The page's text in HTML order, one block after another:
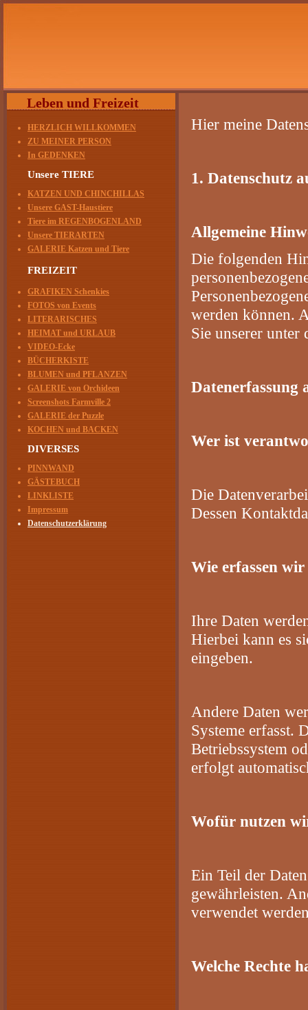
Leben und Freizeit
HERZLICH WILLKOMMEN
ZU MEINER PERSON
In GEDENKEN
Unsere TIERE
KATZEN UND CHINCHILLAS
Unsere GAST-Haustiere
Tiere im REGENBOGENLAND
Unsere TIERARTEN
GALERIE Katzen und Tiere
FREIZEIT
GRAFIKEN Schenkies
FOTOS von Events
LITERARISCHES
HEIMAT und URLAUB
VIDEO-Ecke
BÜCHERKISTE
BLUMEN und PFLANZEN
GALERIE von Orchideen
Screenshots Farmville 2
GALERIE der Puzzle
KOCHEN und BACKEN
DIVERSES
PINNWAND
GÄSTEBUCH
LINKLISTE
Impressum
Datenschutzerklärung
Hier meine
1. Datenschutz
Allgemeine
Die folgenden
werden können.
Sie unserer unter
Datenerfassung
Wer ist
Die
Dessen
Wie erfassen
Ihre Daten
Hierbei kann es
eingeben.
Andere Daten
Systeme erfasst.
Betriebssystem
erfolgt
Wofür nutzen
Ein Teil der
gewährleisten.
verwendet
Welche Rechte